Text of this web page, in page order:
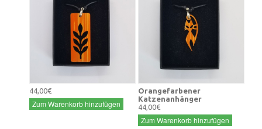
44,00€
Zum Warenkorb hinzufügen
Orangefarbener
Katzenanhänger
44,00€
Zum Warenkorb hinzufügen